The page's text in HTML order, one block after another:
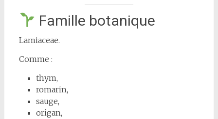
Famille botanique
Lamiaceae.
Comme :
thym,
romarin,
sauge,
origan,